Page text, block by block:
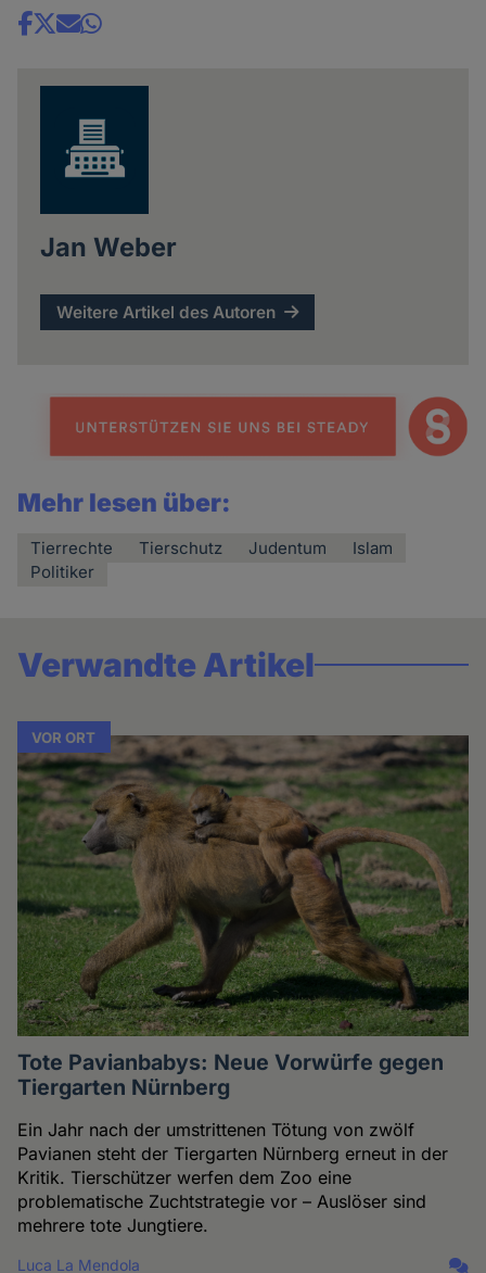
Share
Jan Weber
Weitere Artikel des Autoren
Mehr lesen über:
Tierrechte Tierschutz Judentum
Islam
Politiker
Verwandte Artikel
VOR ORT
Tote Pavianbabys: Neue Vorwürfe gegen
Tiergarten Nürnberg
Ein Jahr nach der umstrittenen Tötung von zwölf
Pavianen steht der Tiergarten Nürnberg erneut in der
Kritik. Tierschützer werfen dem Zoo eine
problematische Zuchtstrategie vor – Auslöser sind
mehrere tote Jungtiere.
Luca La Mendola